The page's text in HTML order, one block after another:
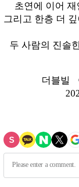
초연에 이어
그리고 한층 더
두 사람의 진솔
더블빌